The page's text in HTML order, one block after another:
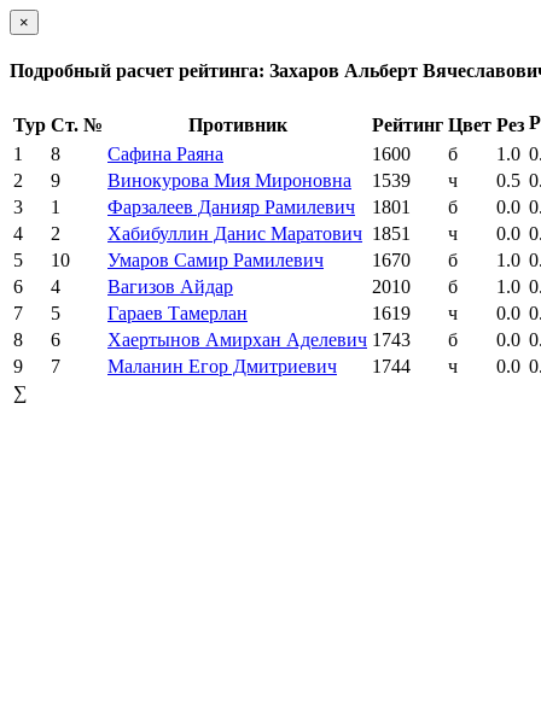
×
Подробный расчет рейтинга: Захаров Альберт
Тур Ст. № Противник Рейтинг Цвет Рез
1
8 Сафина Раяна 1600 б 1.0
2
9 Винокурова Мия Мироновна 1539 ч 0.5
3
1 Фарзалеев Данияр Рамилевич 1801 б 0.0
4
2 Хабибуллин Данис Маратович 1851 ч 0.0
5
10 Умаров Самир Рамилевич 1670 б 1.0
6
4 Вагизов Айдар 2010 б 1.0
7
5 Гараев Тамерлан 1619 ч 0.0
8
6 Хаертынов Амирхан Аделевич 1743 б 0.0
9
7 Маланин Егор Дмитриевич 1744 ч 0.0
∑